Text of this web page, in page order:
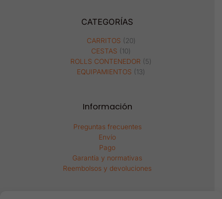
CATEGORÍAS
CARRITOS 20
20
CESTAS 10
10
ROLLS CONTENEDOR 5
EQUIPAMIENTOS 13
Información
Preguntas frecuentes
Envío
Pago
Garantía y normativas
Reembolsos y devoluciones